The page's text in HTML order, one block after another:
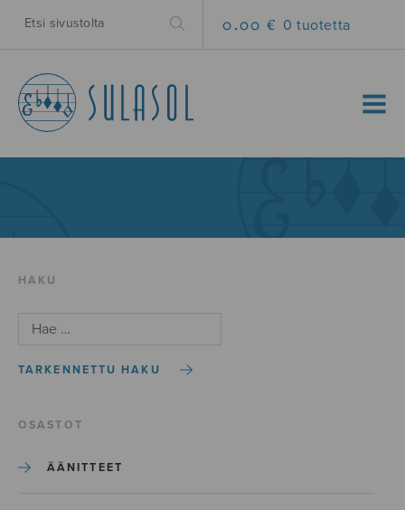
0.00 € 0 tuotetta
MENU
HAKU
TARKENNETTU HAKU
OSASTOT
ÄÄNITTEET